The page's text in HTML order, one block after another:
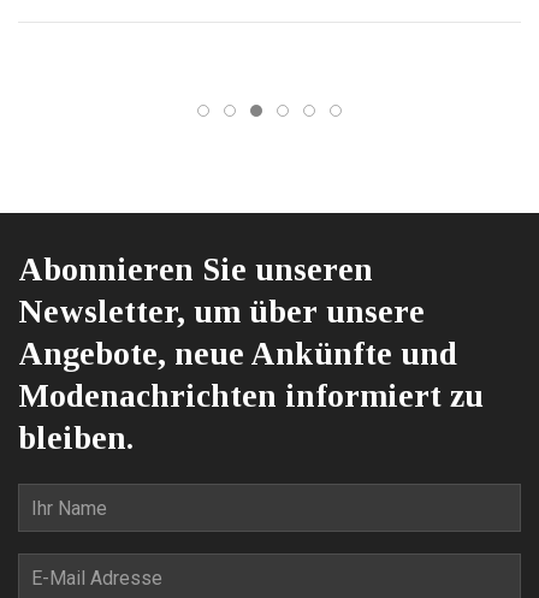
der
werden
Abonnieren Sie unseren
Newsletter, um über unsere
Angebote, neue Ankünfte und
Modenachrichten informiert zu
bleiben.